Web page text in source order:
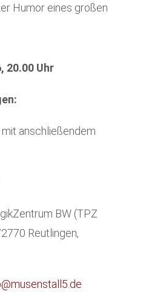
Humor eines großen
20.00 Uhr
mit anschließendem
BW (TPZ
Reutlingen,